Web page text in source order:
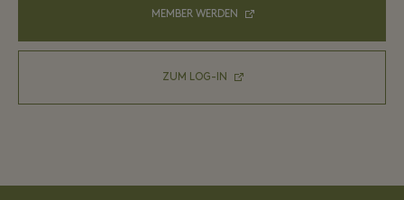
MEMBER WERDEN
ZUM LOG-IN